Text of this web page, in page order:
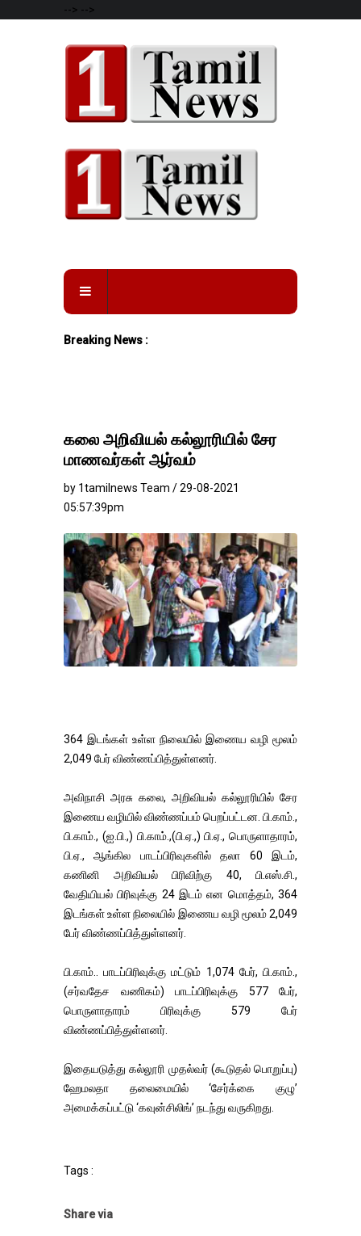
--> -->
Breaking News :
கலை அறிவியல் கல்லூரியில் சேர
மாணவர்கள் ஆர்வம்
by 1tamilnews Team / 29-08-2021
05:57:39pm
364 இடங்கள் உள்ள நிலையில் இணைய வழி மூலம்
2,049 பேர் விண்ணப்பித்துள்ளனர்.
அவிநாசி அரசு கலை, அறிவியல் கல்லூரியில் சேர
இணைய வழியில் விண்ணப்பம் பெறப்பட்டன. பி.காம்.,
பி.காம்., (ஐ.பி.,) பி.காம்.,(பி.ஏ.,) பி.ஏ., பொருளாதாரம்,
பி.ஏ., ஆங்கில பாடப்பிரிவுகளில் தலா 60 இடம்,
கணினி அறிவியல் பிரிவிற்கு 40, பி.எஸ்.சி.,
வேதியியல் பிரிவுக்கு 24 இடம் என மொத்தம், 364
இடங்கள் உள்ள நிலையில் இணைய வழி மூலம் 2,049
பேர் விண்ணப்பித்துள்ளனர்.
பி.காம்.. பாடப்பிரிவுக்கு மட்டும் 1,074 பேர், பி.காம்.,
(சர்வதேச வணிகம்) பாடப்பிரிவுக்கு 577 பேர்,
பொருளாதாரம் பிரிவுக்கு 579 பேர்
விண்ணப்பித்துள்ளனர்.
இதையடுத்து கல்லூரி முதல்வர் (கூடுதல் பொறுப்பு)
ஹேமலதா தலைமையில் ‘சேர்க்கை குழு’
அமைக்கப்பட்டு ‘கவுன்சிலிங்’ நடந்து வருகிறது.
Tags :
Share via